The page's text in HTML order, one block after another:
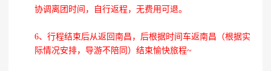
协调离团时间，自行返程，无费用可退。
6、行程结束后从返回南昌，后根据时间车返南昌（根据实
际情况安排，导游不陪同）结束愉快旅程~